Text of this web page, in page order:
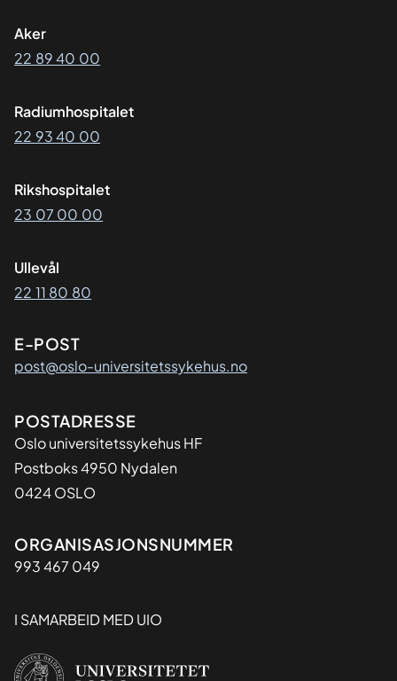
Aker
22 89 40 00
Radiumhospitalet
22 93 40 00
Rikshospitalet
23 07 00 00
Ullevål
22 11 80 80
E-POST
post@oslo-universitetssykehus.no
Adresse
POSTADRESSE
Oslo universitetssykehus HF
Postboks 4950 Nydalen
0424 OSLO
Organisasjon
ORGANISASJONSNUMMER
993 467 049
I SAMARBEID MED UIO